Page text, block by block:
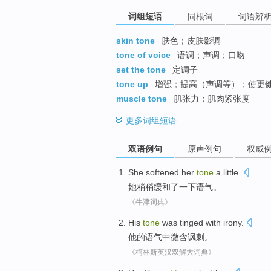
词组短语 同根词 词语辨
skin tone
肤色；皮肤影调
tone of voice
语调；声调；口吻
set the tone
定调子
tone up
增强；提高（声调等）；使更
muscle tone
肌张力；肌肉紧张度
更多词组短语
双语例句 原声例句 权威
She softened her tone a little.
她稍稍缓和了一下语气。
《牛津词典》
His tone was tinged with irony.
他的语气中微含讽刺。
《柯林斯英汉双解大词典》